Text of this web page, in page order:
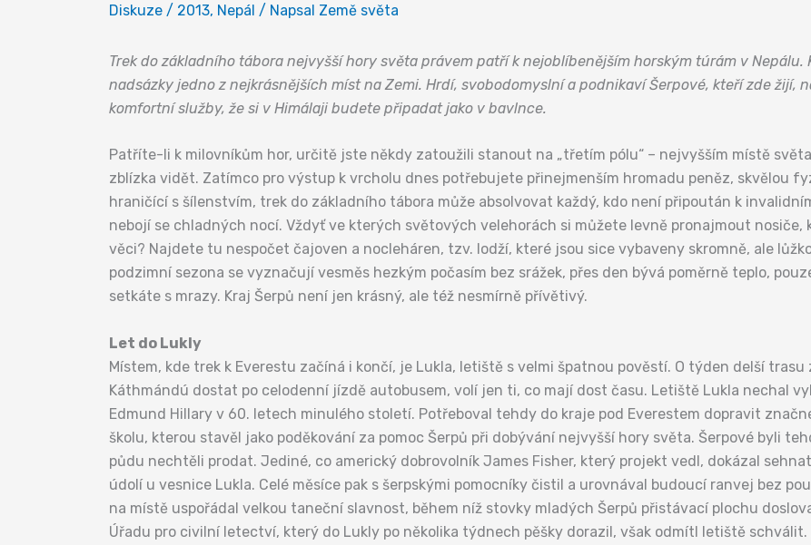
Diskuze / 2013, Nepál / Napsal Země světa
Trek do základního tábora nejvyšší hory světa právem patří k nejoblíbenějším horským túrám v Nepálu.
nadsázky jedno z nejkrásnějších míst na Zemi. Hrdí, svobodomyslní a podnikaví Šerpové, kteří zde žijí,
komfortní služby, že si v Himálaji budete připadat jako v bavlnce.
Patříte-li k milovníkům hor, určitě jste někdy zatoužili stanout na „třetím pólu“ – nejvyšším místě
zblízka vidět. Zatímco pro výstup k vrcholu dnes potřebujete přinejmenším hromadu peněz, skvělou
hraničící s šílenstvím, trek do základního tábora může absolvovat každý, kdo není připoután k
nebojí se chladných nocí. Vždyť ve kterých světových velehorách si můžete levně pronajmout nosiče,
věci? Najdete tu nespočet čajoven a nocleháren, tzv. lodží, které jsou sice vybaveny skromně, ale
podzimní sezona se vyznačují vesměs hezkým počasím bez srážek, přes den bývá poměrně teplo,
setkáte s mrazy. Kraj Šerpů není jen krásný, ale též nesmírně přívětivý.
Let do Lukly
Místem, kde trek k Everestu začíná i končí, je Lukla, letiště s velmi špatnou pověstí. O týden delší trasu
Káthmándú dostat po celodenní jízdě autobusem, volí jen ti, co mají dost času. Letiště Lukla nechal
Edmund Hillary v 60. letech minulého století. Potřeboval tehdy do kraje pod Everestem dopravit
školu, kterou stavěl jako poděkování za pomoc Šerpů při dobývání nejvyšší hory světa. Šerpové byli
půdu nechtěli prodat. Jediné, co americký dobrovolník James Fisher, který projekt vedl, dokázal
údolí u vesnice Lukla. Celé měsíce pak s šerpskými pomocníky čistil a urovnával budoucí ranvej bez
na místě uspořádal velkou taneční slavnost, během níž stovky mladých Šerpů přistávací plochu
Úřadu pro civilní letectví, který do Lukly po několika týdnech pěšky dorazil, však odmítl letiště